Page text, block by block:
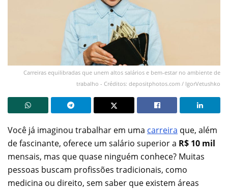
Carreiras equilibradas que unem altos salários e bem-estar no ambiente de
trabalho - Créditos: depositphotos.com / IgorVetushko
Você já imaginou trabalhar em uma carreira que, além
de fascinante, oferece um salário superior a R$ 10 mil
mensais, mas que quase ninguém conhece? Muitas
pessoas buscam profissões tradicionais, como
medicina ou direito, sem saber que existem áreas